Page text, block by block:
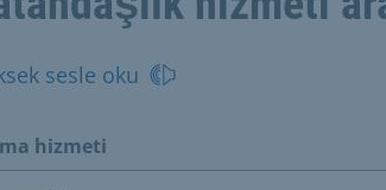
sesle oku
hizmeti